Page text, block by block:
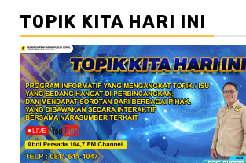
TOPIK KITA HARI INI